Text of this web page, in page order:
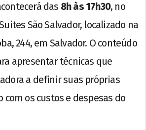
das 8h às 17h30, no
São Salvador, localizado na
244, em Salvador. O conteúdo
apresentar técnicas que
a definir suas próprias
com os custos e despesas do